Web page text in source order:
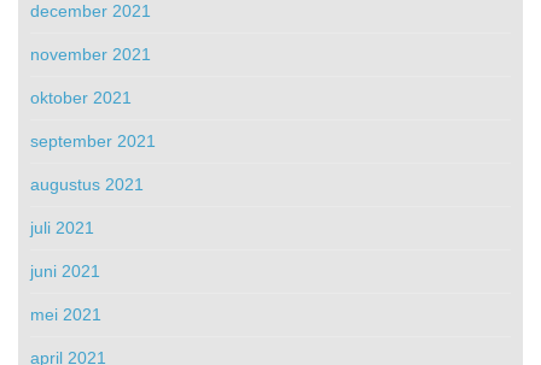
december 2021
november 2021
oktober 2021
september 2021
augustus 2021
juli 2021
juni 2021
mei 2021
april 2021